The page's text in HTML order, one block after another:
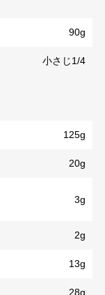
90g
小さじ1/4
125g
20g
3g
2g
13g
28g